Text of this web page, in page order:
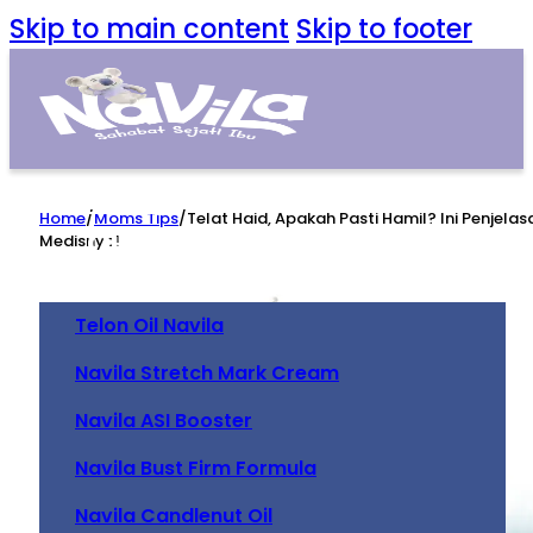
Skip to main content Skip to footer
Home
Our Product
Telon Oil Navila
Navila Stretch Mark Cream
Navila ASI Booster
Navila Bust Firm Formula
Navila Candlenut Oil
Home/Moms Tips/Telat Haid, Apakah Pasti Hamil? Ini
Medisnya!